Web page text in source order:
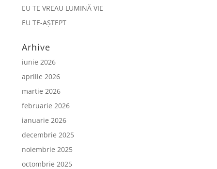
EU TE VREAU LUMINĂ VIE
EU TE-AȘTEPT
Arhive
iunie 2026
aprilie 2026
martie 2026
februarie 2026
ianuarie 2026
decembrie 2025
noiembrie 2025
octombrie 2025